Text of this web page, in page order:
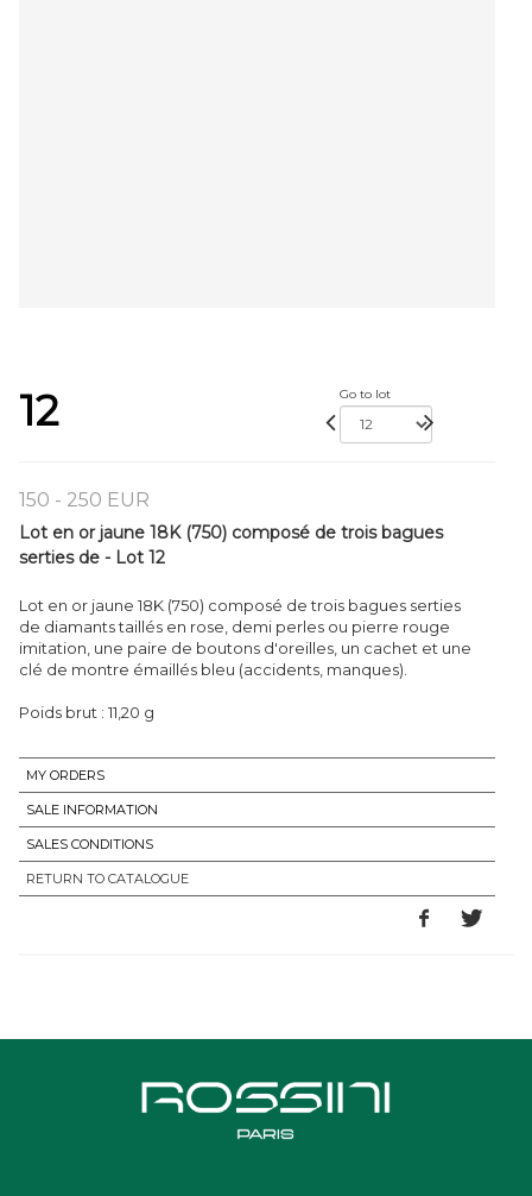
12 Go to lot
150 - 250 EUR
Lot en or jaune 18K (750) composé de trois bagues
serties de - Lot 12
Lot en or jaune 18K (750) composé de trois bagues serties
de diamants taillés en rose, demi perles ou pierre rouge
imitation, une paire de boutons d'oreilles, un cachet et une
clé de montre émaillés bleu (accidents, manques).
Poids brut : 11,20 g
MY ORDERS
SALE INFORMATION
SALES CONDITIONS
RETURN TO CATALOGUE